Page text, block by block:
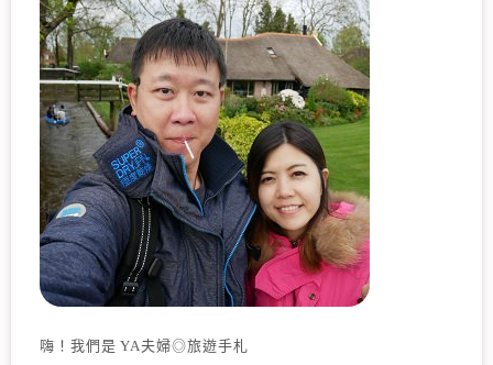
嗨！我們是 YA夫婦◎旅遊手札